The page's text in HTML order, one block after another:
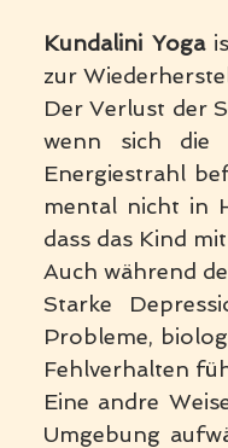
Kundalini Yoga
zur
Der Verlust der
wenn sich die
Energiestrahl
mental nicht in
dass das Kind
Auch während
Starke
Probleme,
Fehlverhalten
Eine andre
Umgebung